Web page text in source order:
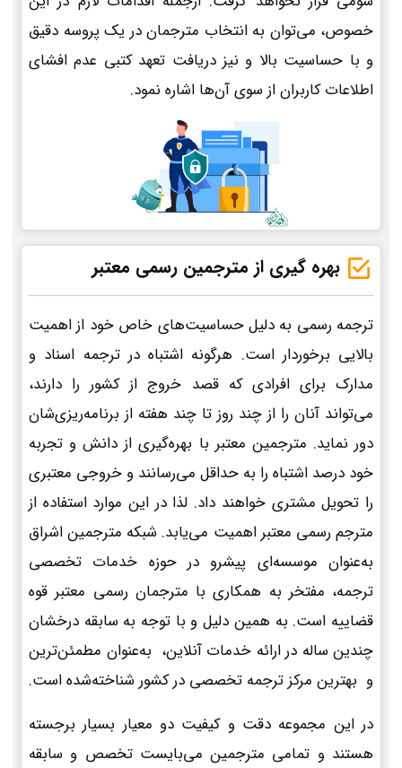
خصوص، می‌توان به انتخاب مترجمان در یک پروسه دقیق
و با حساسیت بالا و نیز دریافت تعهد کتبی عدم افشای
اطلاعات کاربران از سوی آن‌ها اشاره نمود.
بهره گیری از مترجمین رسمی معتبر
ترجمه رسمی به دلیل حساسیت‌های خاص خود از اهمیت
بالایی برخوردار است. هرگونه اشتباه در ترجمه اسناد و
مدارک برای افرادی که قصد خروج از کشور را دارند،
می‌تواند آنان را از چند روز تا چند هفته از برنامه‌ریزی‌شان
دور نماید. مترجمین معتبر با بهره‌گیری از دانش و تجربه
خود درصد اشتباه را به حداقل می‌رسانند و خروجی معتبری
را تحویل مشتری خواهند داد. لذا در این موارد استفاده از
مترجم رسمی معتبر اهمیت می‌یابد. شبکه مترجمین اشراق
به‌عنوان موسسه‌ای پیشرو در حوزه خدمات تخصصی
ترجمه، مفتخر به همکاری با مترجمان رسمی معتبر قوه
قضاییه است. به همین دلیل و با توجه به سابقه درخشان
چندین ساله در ارائه خدمات آنلاین، به‌عنوان مطمئن‌ترین
و بهترین مرکز ترجمه تخصصی در کشور شناخته‌شده است.
در این مجموعه دقت و کیفیت دو معیار بسیار برجسته
هستند و تمامی مترجمین می‌بایست تخصص و سابقه